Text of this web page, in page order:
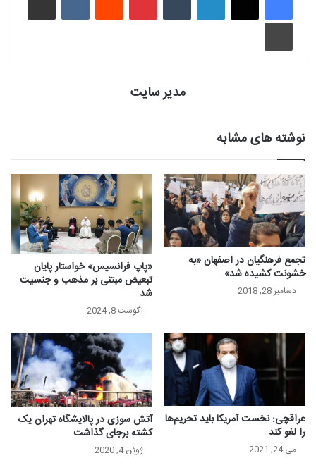
چاپ
مدیر سایت
نوشته های مشابه
تجمع فرهنگیان در اصفهان «به
خشونت کشیده‌ شد»
دسامبر 28, 2018
«پاپ فرانسیس» خواستار پایان
تبعیض مبتنی بر مذهب و جنسیت
شد
آگوست 8, 2024
عراقچی: نخست آمریکا باید تحریم‌ها
را لغو کند
می 24, 2021
آتش سوزی در پالایشگاه تهران یک
کشته برجای گذاشت
ژوئن 4, 2020